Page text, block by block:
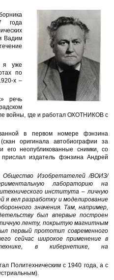
года
Вадим
я уже
по
х –
речь
войны, где и работал ОХОТНИКОВ с
в первом номере фэнзина
оригинала автобиографии за
неопубликованные снимки, со
издатель фэнзина Андрей
Изобретателей /ВОИЗ/
лабораторию на
института – личную
вел разработку и моделирование
значения. Там, например,
был впервые построен
ленту, покрытую магнитным
первый прототип современного
сейчас широкое применение в
технике, в кибернетике, на
Политехническим с 1940 года, а с